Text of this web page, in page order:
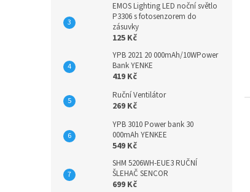
EMOS Lighting LED noční světlo
P3306 s fotosenzorem do
zásuvky
125 Kč
YPB 2021 20 000mAh/10WPower
Bank YENKE
419 Kč
Ruční Ventilátor
269 Kč
YPB 3010 Power bank 30
000mAh YENKEE
549 Kč
SHM 5206WH-EUE3 RUČNÍ
ŠLEHAČ SENCOR
699 Kč